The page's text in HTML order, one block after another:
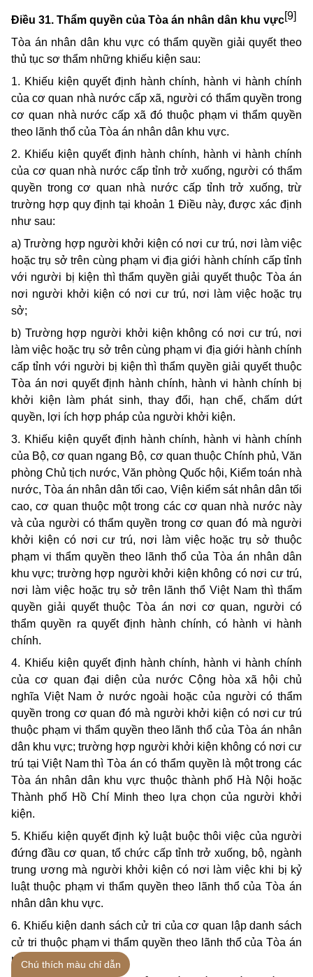
Điều 31. Thẩm quyền của Tòa án nhân dân khu vực[9]
Tòa án nhân dân khu vực có thẩm quyền giải quyết theo
thủ tục sơ thẩm những khiếu kiện sau:
1. Khiếu kiện quyết định hành chính, hành vi hành chính
của cơ quan nhà nước cấp xã, người có thẩm quyền trong
cơ quan nhà nước cấp xã đó thuộc phạm vi thẩm quyền
theo lãnh thổ của Tòa án nhân dân khu vực.
2. Khiếu kiện quyết định hành chính, hành vi hành chính
của cơ quan nhà nước cấp tỉnh trở xuống, người có thẩm
quyền trong cơ quan nhà nước cấp tỉnh trở xuống, trừ
trường hợp quy định tại khoản 1 Điều này, được xác định
như sau:
a) Trường hợp người khởi kiện có nơi cư trú, nơi làm việc
hoặc trụ sở trên cùng phạm vi địa giới hành chính cấp tỉnh
với người bị kiện thì thẩm quyền giải quyết thuộc Tòa án
nơi người khởi kiện có nơi cư trú, nơi làm việc hoặc trụ
sở;
b) Trường hợp người khởi kiện không có nơi cư trú, nơi
làm việc hoặc trụ sở trên cùng phạm vi địa giới hành chính
cấp tỉnh với người bị kiện thì thẩm quyền giải quyết thuộc
Tòa án nơi quyết định hành chính, hành vi hành chính bị
khởi kiện làm phát sinh, thay đổi, hạn chế, chấm dứt
quyền, lợi ích hợp pháp của người khởi kiện.
3. Khiếu kiện quyết định hành chính, hành vi hành chính
của Bộ, cơ quan ngang Bộ, cơ quan thuộc Chính phủ, Văn
phòng Chủ tịch nước, Văn phòng Quốc hội, Kiểm toán nhà
nước, Tòa án nhân dân tối cao, Viện kiểm sát nhân dân tối
cao, cơ quan thuộc một trong các cơ quan nhà nước này
và của người có thẩm quyền trong cơ quan đó mà người
khởi kiện có nơi cư trú, nơi làm việc hoặc trụ sở thuộc
phạm vi thẩm quyền theo lãnh thổ của Tòa án nhân dân
khu vực; trường hợp người khởi kiện không có nơi cư trú,
nơi làm việc hoặc trụ sở trên lãnh thổ Việt Nam thì thẩm
quyền giải quyết thuộc Tòa án nơi cơ quan, người có
thẩm quyền ra quyết định hành chính, có hành vi hành
chính.
4. Khiếu kiện quyết định hành chính, hành vi hành chính
của cơ quan đại diện của nước Cộng hòa xã hội chủ
nghĩa Việt Nam ở nước ngoài hoặc của người có thẩm
quyền trong cơ quan đó mà người khởi kiện có nơi cư trú
thuộc phạm vi thẩm quyền theo lãnh thổ của Tòa án nhân
dân khu vực; trường hợp người khởi kiện không có nơi cư
trú tại Việt Nam thì Tòa án có thẩm quyền là một trong các
Tòa án nhân dân khu vực thuộc thành phố Hà Nội hoặc
Thành phố Hồ Chí Minh theo lựa chọn của người khởi
kiện.
5. Khiếu kiện quyết định kỷ luật buộc thôi việc của người
đứng đầu cơ quan, tổ chức cấp tỉnh trở xuống, bộ, ngành
trung ương mà người khởi kiện có nơi làm việc khi bị kỷ
luật thuộc phạm vi thẩm quyền theo lãnh thổ của Tòa án
nhân dân khu vực.
6. Khiếu kiện danh sách cử tri của cơ quan lập danh sách
cử tri thuộc phạm vi thẩm quyền theo lãnh thổ của Tòa án
nhân dân khu vực.
Chú thích màu chỉ dẫn